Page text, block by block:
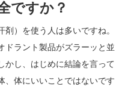
ですか？
）を使う人は多いですね。
ドラント製品がズラーッと並
かし、はじめに結論を言って
、体にいいことではないです